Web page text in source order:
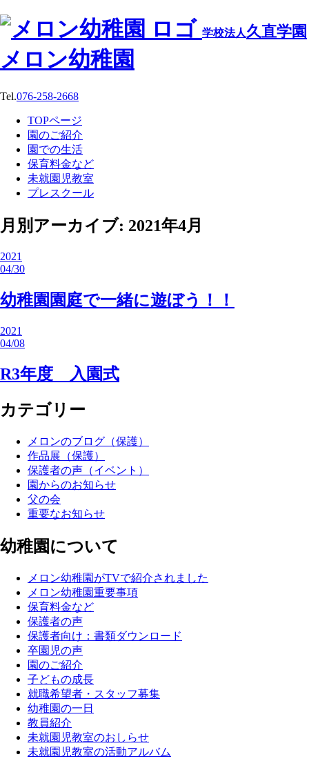
学校法人久直学園
メロン幼稚園
Tel.076-258-2668
TOPページ
園のご紹介
園での生活
保育料金など
未就園児教室
プレスクール
月別アーカイブ: 2021年4月
2021
04/30
幼稚園園庭で一緒に遊ぼう！！
2021
04/08
R3年度 入園式
カテゴリー
メロンのブログ（保護）
作品展（保護）
保護者の声（イベント）
園からのお知らせ
父の会
重要なお知らせ
幼稚園について
メロン幼稚園がTVで紹介されました
メロン幼稚園重要事項
保育料金など
保護者の声
保護者向け：書類ダウンロード
卒園児の声
園のご紹介
子どもの成長
就職希望者・スタッフ募集
幼稚園の一日
教員紹介
未就園児教室のおしらせ
未就園児教室の活動アルバム